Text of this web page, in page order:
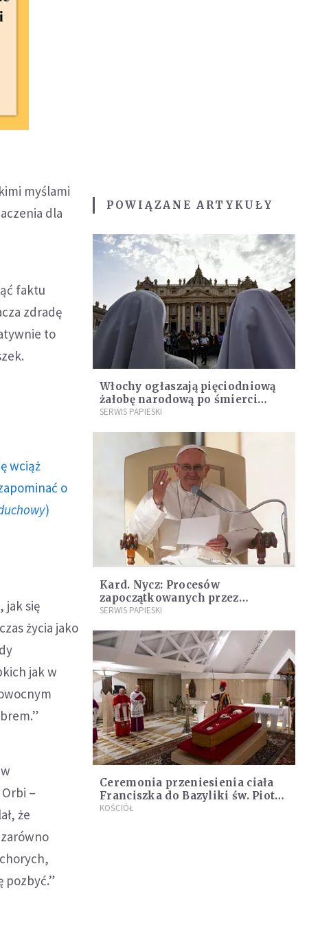
myślami
dla
faktu
zdradę
to
wciąż
o
)
jak się
życia jako
jak w
–
że
pozbyć.”
POWIĄZANE ARTYKUŁY
Włochy ogłaszają pięciodniową
żałobę narodową po śmierci
papieża Franciszka
SERWIS PAPIESKI
Kard. Nycz: Procesów
zapoczątkowanych przez
Franciszka nie da się zatrzymać
SERWIS PAPIESKI
Ceremonia przeniesienia ciała
Franciszka do Bazyliki św. Piotra
[RETRANSMISJA]
KOŚCIÓŁ